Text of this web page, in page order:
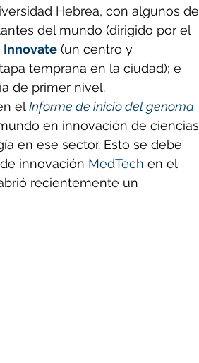
Hebrea, con algunos de
del mundo (dirigido por el
Innovate (un centro y
temprana en la ciudad); e
de primer nivel.
el Informe de inicio del genoma
en innovación de ciencias
en ese sector. Esto se debe
innovación MedTech en el
recientemente un